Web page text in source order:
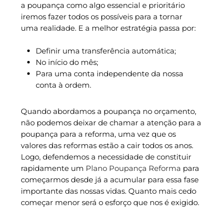
a poupança como algo essencial e prioritário
iremos fazer todos os possíveis para a tornar
uma realidade. E a melhor estratégia passa por:
Definir uma transferência automática;
No início do mês;
Para uma conta independente da nossa
conta à ordem.
Quando abordamos a poupança no orçamento,
não podemos deixar de chamar a atenção para a
poupança para a reforma, uma vez que os
valores das reformas estão a cair todos os anos.
Logo, defendemos a necessidade de constituir
rapidamente um Plano Poupança Reforma para
começarmos desde já a acumular para essa fase
importante das nossas vidas. Quanto mais cedo
começar menor será o esforço que nos é exigido.